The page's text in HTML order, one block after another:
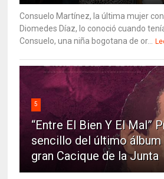
Consuelo Martínez, la última mujer
Diomedes Díaz, lo conoció cuando
Consuelo, una niña bogotana de or...
5
“Entre El Bien Y El Mal”
sencillo del último
gran Cacique de la Junta